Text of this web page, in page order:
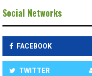
Social Networks
FACEBOOK
TWITTER